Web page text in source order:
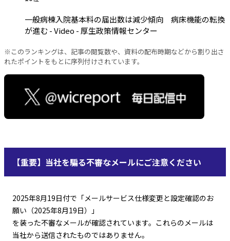
一般病棟入院基本料の届出数は減少傾向 病床機能の転換
が進む - Video - 厚生政策情報センター
※このランキングは、記事の閲覧数や、資料の配布時期などから割り出さ
れたポイントをもとに序列付けされています。
【重要】当社を騙る不審なメールにご注意ください
2025年8月19日付で「メールサービス仕様変更と設定確認のお
願い（2025年8月19日）」
を装った不審なメールが確認されています。これらのメールは
当社から送信されたものではありません。